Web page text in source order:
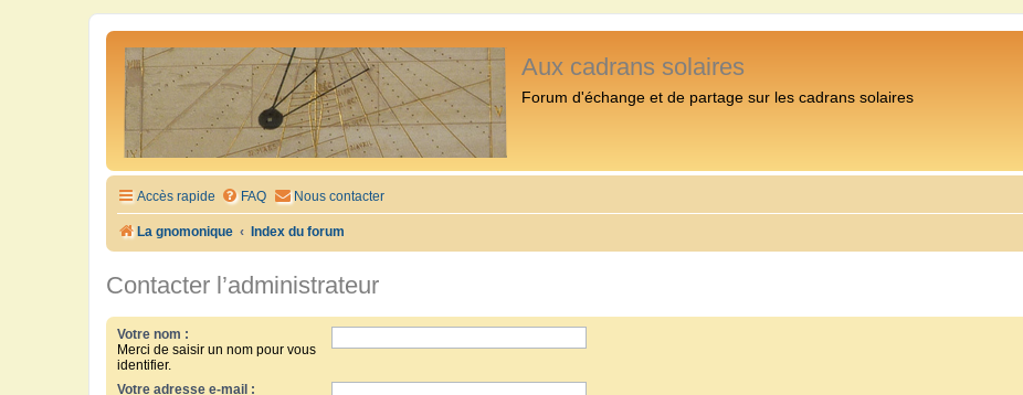
Aux cadrans solaires
Forum d'échange et de partage sur les cadrans solaires
Accès rapide FAQ Nous contacter
La gnomonique Index du forum
Contacter l’administrateur
Votre nom :
Merci de saisir un nom pour vous
identifier.
Votre adresse e-mail :